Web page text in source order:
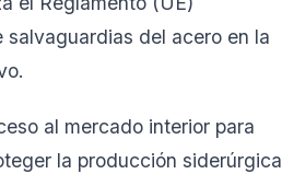
del acero en la
al mercado interior para
la producción siderúrgica